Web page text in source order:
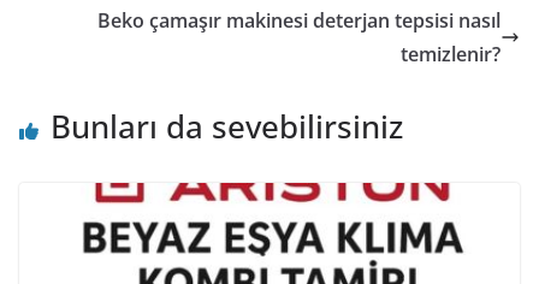
Beko çamaşır makinesi deterjan tepsisi nasıl
temizlenir?
Bunları da sevebilirsiniz